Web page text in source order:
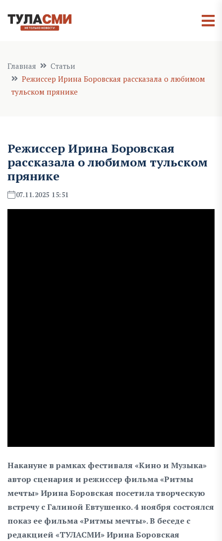
Главная
Статьи
Режиссер Ирина Боровская рассказала о любимом
тульском прянике
Режиссер Ирина Боровская
рассказала о любимом тульском
прянике
07.11.2025 15:51
Накануне в рамках фестиваля «Кино и Музыка»
автор сценария и режиссер фильма «Ритмы
мечты» Ирина Боровская посетила творческую
встречу с Галиной Евтушенко. 4 ноября состоялся
показ ее фильма «Ритмы мечты». В беседе с
редакцией «ТУЛАСМИ» Ирина Боровская